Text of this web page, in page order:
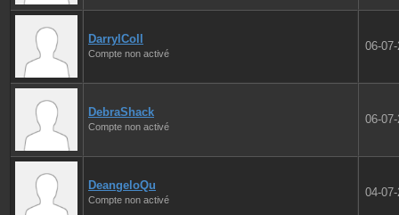
DarrylColl
Compte non activé
06-
DebraShack
Compte non activé
06-
DeangeloQu
Compte non activé
04-